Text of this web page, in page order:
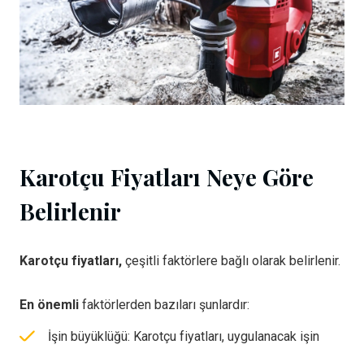
Karotçu Fiyatları Neye Göre
Belirlenir
Karotçu fiyatları, çeşitli faktörlere bağlı olarak belirlenir.
En önemli faktörlerden bazıları şunlardır:
İşin büyüklüğü: Karotçu fiyatları, uygulanacak işin